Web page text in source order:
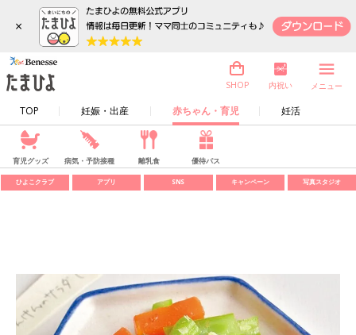
×
TOP 妊娠・出産 赤ちゃん・育児 妊活
SHOP 内祝い メニュー
育児グッズ 病気・予防接種 離乳食 優待パス
ひよこクラブ アプリ SNS キャンペーン 写真スタジオ